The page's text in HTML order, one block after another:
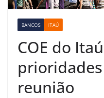
BANCOS ITAÚ
COE do
reunião